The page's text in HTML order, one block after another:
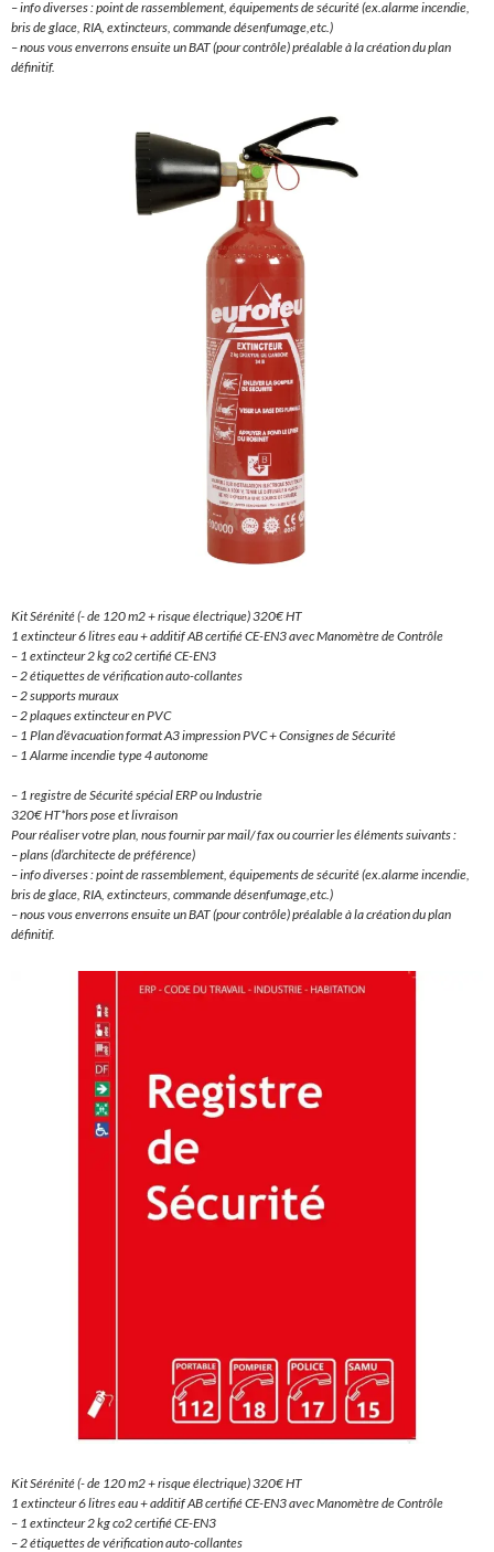
– info diverses : point de rassemblement, équipements de sécurité (ex.alarme incendie,
bris de glace, RIA, extincteurs, commande désenfumage,etc.)
– nous vous enverrons ensuite un BAT (pour contrôle) préalable à la création du plan
définitif.
Kit Sérénité (- de 120 m2 + risque électrique) 320€ HT
1 extincteur 6 litres eau + additif AB certifié CE-EN3 avec Manomètre de Contrôle
– 1 extincteur 2 kg co2 certifié CE-EN3
– 2 étiquettes de vérification auto-collantes
– 2 supports muraux
– 2 plaques extincteur en PVC
– 1 Plan d’évacuation format A3 impression PVC + Consignes de Sécurité
– 1 Alarme incendie type 4 autonome
– 1 registre de Sécurité spécial ERP ou Industrie
320€ HT*hors pose et livraison
Pour réaliser votre plan, nous fournir par mail/ fax ou courrier les éléments suivants :
– plans (d’architecte de préférence)
– info diverses : point de rassemblement, équipements de sécurité (ex.alarme incendie,
bris de glace, RIA, extincteurs, commande désenfumage,etc.)
– nous vous enverrons ensuite un BAT (pour contrôle) préalable à la création du plan
définitif.
Kit Sérénité (- de 120 m2 + risque électrique) 320€ HT
1 extincteur 6 litres eau + additif AB certifié CE-EN3 avec Manomètre de Contrôle
– 1 extincteur 2 kg co2 certifié CE-EN3
– 2 étiquettes de vérification auto-collantes